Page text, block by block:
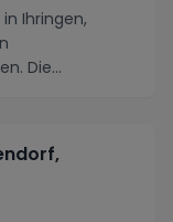
Ihringen,
Die